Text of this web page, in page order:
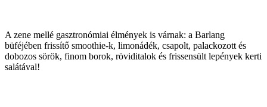
A zene mellé gasztronómiai élmények is várnak: a Barlang
büféjében frissítő smoothie-k, limonádék, csapolt, palackozott és
dobozos sörök, finom borok, röviditalok és frissensült lepények kerti
salátával!